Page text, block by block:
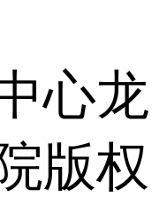
心龙
版权